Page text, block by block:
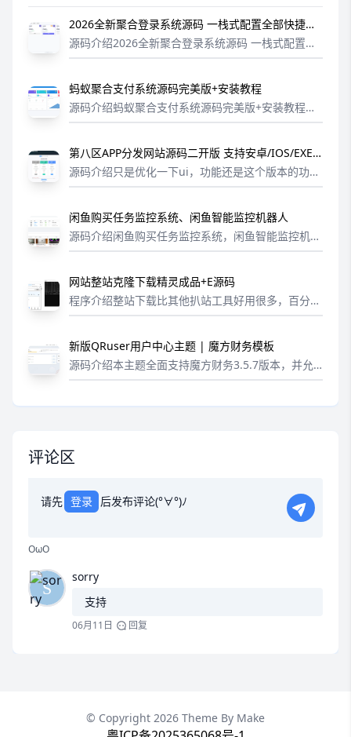
2026全新聚合登录系统源码 一栈式配置全部快捷登
录接口
源码介绍2026全新聚合登录系统源码 一栈式配置全
部快捷登录接口完全兼容彩虹聚合登录 API 的社交登
聚合登录。支持平台：...
蚂蚁聚合支付系统源码完美版+安装教程
源码介绍蚂蚁聚合支付系统源码完美版+安装教程。
1、支付类型可包含 H5、当面付、公众号、扫码、银
动结算;3、枫控限制 轮询、...
第八区APP分发网站源码二开版 支持安卓/IOS/EXE
分发+企业签名 | 附搭建文档教程
源码介绍只是优化一下ui，功能还是这个版本的功能
1.本程序支持安卓和苹果及EXE程序分发，上传后自
装2.智能提取APP应用信息...
闲鱼购买任务监控系统、闲鱼智能监控机器人
源码介绍闲鱼购买任务监控系统，闲鱼智能监控机器
人。一个基于 Playwright 和AI过滤分析的闲鱼多任
b 管理界面。可视化...
网站整站克隆下载精灵成品+E源码
程序介绍整站下载比其他扒站工具好用很多，百分百
都能爬下来。调用了外置文件基本上所有站点都能爬
新版QRuser用户中心主题 | 魔方财务模板
源码介绍本主题全面支持魔方财务3.5.7版本，并允
许用户自由切换至其他版本。本主题基于官方defaul
评论区
请先 登录 后发布评论(°∀°)ﾉ
OωO
sorry
支持
06月11日 回复
© Copyright 2026 Theme By Make